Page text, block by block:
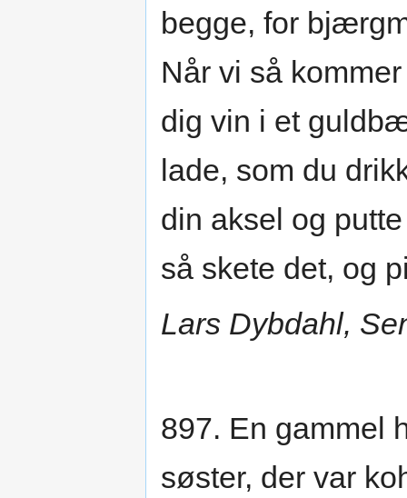
begge, for
Når vi så
dig vin i et
lade, som du
din aksel og
så skete det, og
Lars Dybdahl,
897. En gammel
søster, der var